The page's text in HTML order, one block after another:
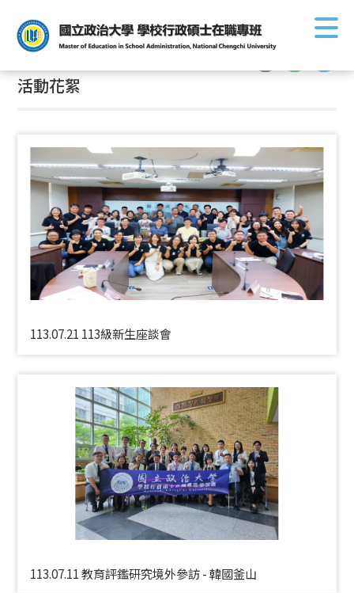
首頁
活動花絮
113.07.21 113級新生座談會
113.07.11 教育評鑑研究境外參訪 - 韓國釜山